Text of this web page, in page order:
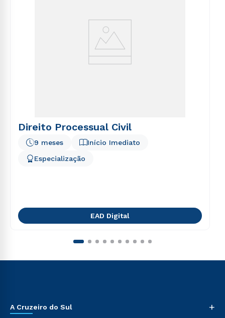
Direito Processual Civil
Início Imediato
9 meses
Especialização
EAD Digital
A Cruzeiro do Sul +